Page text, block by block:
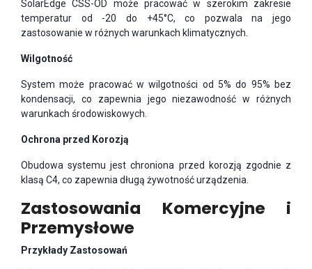
SolarEdge CSS-OD może pracować w szerokim zakresie
temperatur od -20 do +45°C, co pozwala na jego
zastosowanie w różnych warunkach klimatycznych.
Wilgotność
System może pracować w wilgotności od 5% do 95% bez
kondensacji, co zapewnia jego niezawodność w różnych
warunkach środowiskowych.
Ochrona przed Korozją
Obudowa systemu jest chroniona przed korozją zgodnie z
klasą C4, co zapewnia długą żywotność urządzenia.
Zastosowania Komercyjne i
Przemysłowe
Przykłady Zastosowań